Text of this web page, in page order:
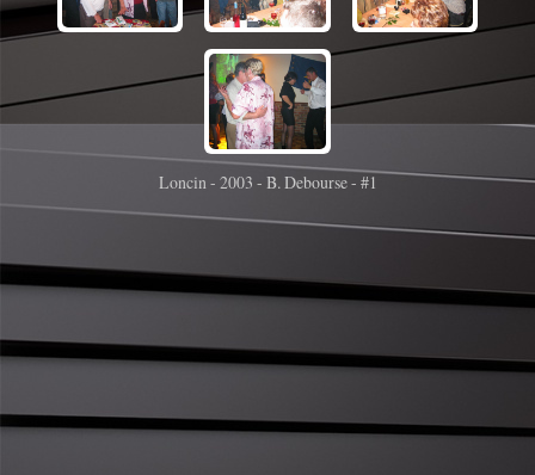
Loncin - 2003 - B. Debourse - #1